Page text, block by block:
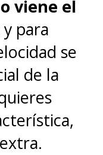
viene el
y para
se
de la